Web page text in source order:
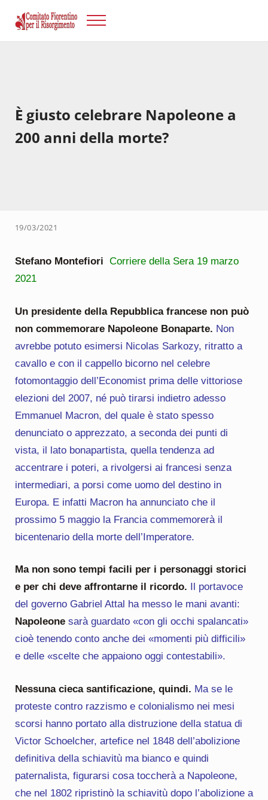
Risorgimento Firenze
Menu
È giusto celebrare Napoleone a
200 anni della morte?
19/03/2021
Stefano Montefiori Corriere della Sera 19 marzo
2021
Un presidente della Repubblica francese non può
non commemorare Napoleone Bonaparte. Non
avrebbe potuto esimersi Nicolas Sarkozy, ritratto a
cavallo e con il cappello bicorno nel celebre
fotomontaggio dell’Economist prima delle vittoriose
elezioni del 2007, né può tirarsi indietro adesso
Emmanuel Macron, del quale è stato spesso
denunciato o apprezzato, a seconda dei punti di
vista, il lato bonapartista, quella tendenza ad
accentrare i poteri, a rivolgersi ai francesi senza
intermediari, a porsi come uomo del destino in
Europa. E infatti Macron ha annunciato che il
prossimo 5 maggio la Francia commemorerà il
bicentenario della morte dell’Imperatore.
Ma non sono tempi facili per i personaggi storici
e per chi deve affrontarne il ricordo. Il portavoce
del governo Gabriel Attal ha messo le mani avanti:
Napoleonesarà guardato «con gli occhi spalancati»
cioè tenendo conto anche dei «momenti più difficili»
e delle «scelte che appaiono oggi contestabili».
Nessuna cieca santificazione, quindi. Ma se le
proteste contro razzismo e colonialismo nei mesi
scorsi hanno portato alla distruzione della statua di
Victor Schoelcher, artefice nel 1848 dell’abolizione
definitiva della schiavitù ma bianco e quindi
paternalista, figurarsi cosa toccherà a Napoleone,
che nel 1802 ripristinò la schiavitù dopo l’abolizione a